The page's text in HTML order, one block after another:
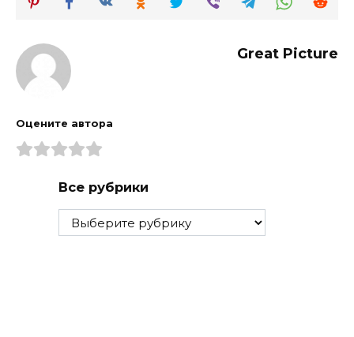
Great Picture
Оцените автора
Все рубрики
Все
рубрики